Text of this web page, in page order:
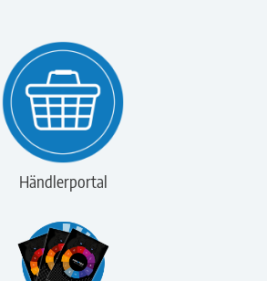
Händlerportal